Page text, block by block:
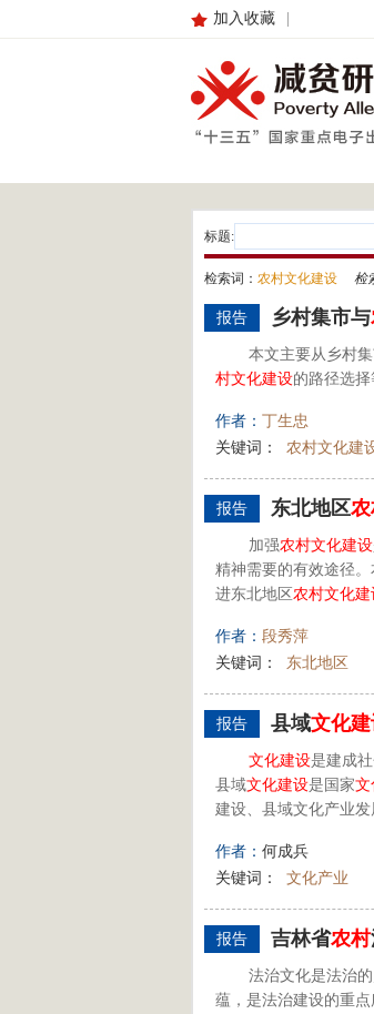
加入收藏
标题:
检索词： 农村文化建设 检
报告 乡村集市与
本文主要从乡村
村文化建设的路径选
作者： 丁生忠
关键词：
农村文化建
报告 东北地区
加强农村文化建设
精神需要的有效途径
进东北地区农村文化建
作者： 段秀萍
关键词：
东北地区
报告 县域文化
文化建设是建成
县域文化建设是国家文
建设、县域文化产业发
作者： 何成兵
关键词：
文化产业
报告 吉林省农村
法治文化是法治
蕴，是法治建设的重